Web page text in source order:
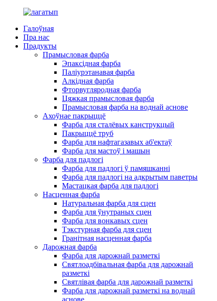
Галоўная
Пра нас
Прадукты
Прамысловая фарба
Эпаксідная фарба
Паліурэтанавая фарба
Алкідная фарба
Фторвугляродная фарба
Цяжкая прамысловая фарба
Прамысловая фарба на воднай аснове
Ахоўнае пакрыццё
Фарба для сталёвых канструкцый
Пакрыццё труб
Фарба для нафтагазавых аб'ектаў
Фарба для мастоў і машын
Фарба для падлогі
Фарба для падлогі ў памяшканні
Фарба для падлогі на адкрытым паветры
Мастацкая фарба для падлогі
Насценная фарба
Натуральная фарба для сцен
Фарба для ўнутраных сцен
Фарба для вонкавых сцен
Тэкстурная фарба для сцен
Гранітная насценная фарба
Дарожная фарба
Фарба для дарожнай разметкі
Святлоадбівальная фарба для дарожнай
разметкі
Святлівая фарба для дарожнай разметкі
Фарба для дарожнай разметкі на воднай
аснове